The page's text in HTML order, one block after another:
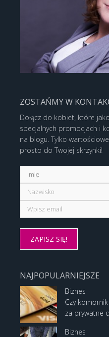
ZOSTAŃMY W
Dołącz do kobiet, które
specjalnych promocjach i
na blogu. Tylko
prosto do Twojej skrzynki!
NAJPOPULARNIEJSZE
Biznes
Czy
za prywatne
Biznes